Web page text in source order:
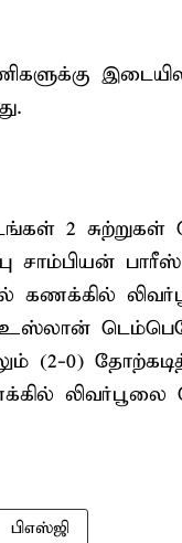
2 சுற்றுகள்
சாம்பியன்
உஸ்லான்
(2-0)
லிவர்பூலை
பிஎஸ்ஜி